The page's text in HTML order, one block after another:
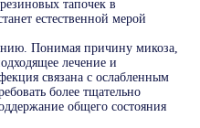
тапочек в
естественной мерой
Понимая причину микоза,
лечение и
связана с ослабленным
более тщательно
общего состояния